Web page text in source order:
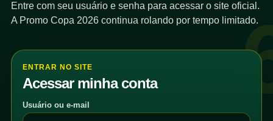
Entre com seu usuário e senha para acessar o site oficial.
A Promo Copa 2026 continua rolando por tempo limitado.
ENTRAR NO SITE
Acessar minha conta
Usuário ou e-mail